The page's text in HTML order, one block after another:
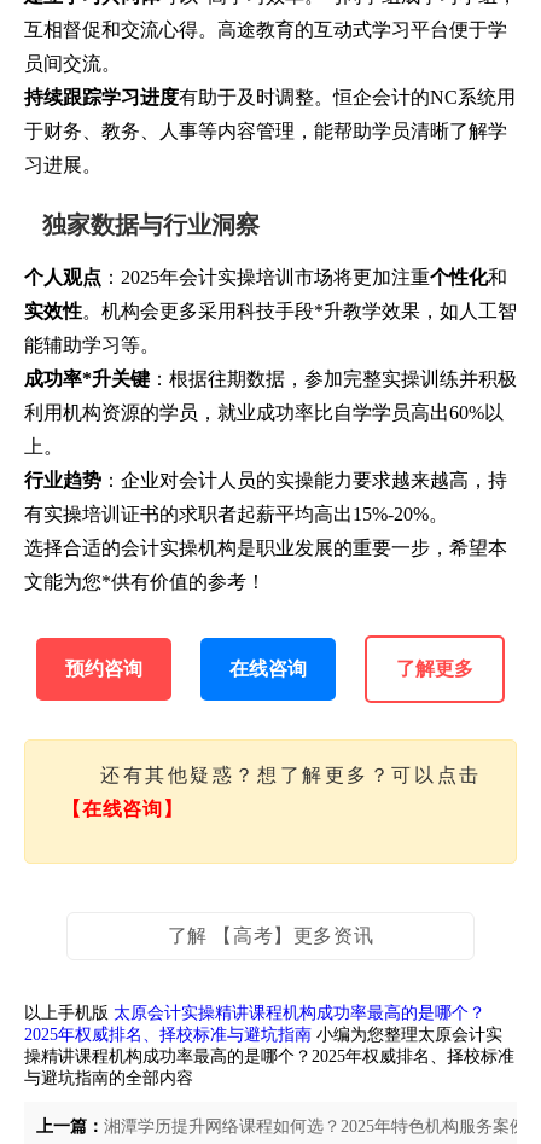
互相督促和交流心得。高途教育的互动式学习平台便于学
员间交流。
持续跟踪学习进度有助于及时调整。恒企会计的NC系统用
于财务、教务、人事等内容管理，能帮助学员清晰了解学
习进展。
独家数据与行业洞察
个人观点 ：2025年会计实操培训市场将更加注重个性化和
实效性。机构会更多采用科技手段*升教学效果，如人工智
能辅助学习等。
成功率*升关键 ：根据往期数据，参加完整实操训练并积极
利用机构资源的学员，就业成功率比自学学员高出60%以
上。
行业趋势 ：企业对会计人员的实操能力要求越来越高，持
有实操培训证书的求职者起薪平均高出15%-20%。
选择合适的会计实操机构是职业发展的重要一步，希望本
文能为您*供有价值的参考！
预约咨询 在线咨询 了解更多
还有其他疑惑？想了解更多？可以点击
【在线咨询】
了解 【高考】更多资讯
以上手机版 太原会计实操精讲课程机构成功率最高的是哪个？
2025年权威排名、择校标准与避坑指南 小编为您整理太原会计实
操精讲课程机构成功率最高的是哪个？2025年权威排名、择校标准
与避坑指南的全部内容
上一篇： 湘潭学历提升网络课程如何选？2025年特色机构服务案例